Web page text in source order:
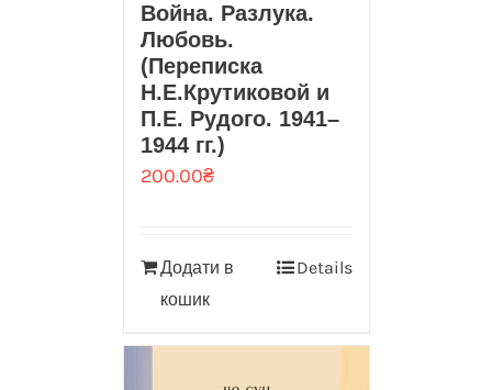
Война. Разлука.
Любовь.
(Переписка
Н.Е.Крутиковой и
П.Е. Рудого. 1941–
1944 гг.)
200.00₴
Додати в
кошик
Details